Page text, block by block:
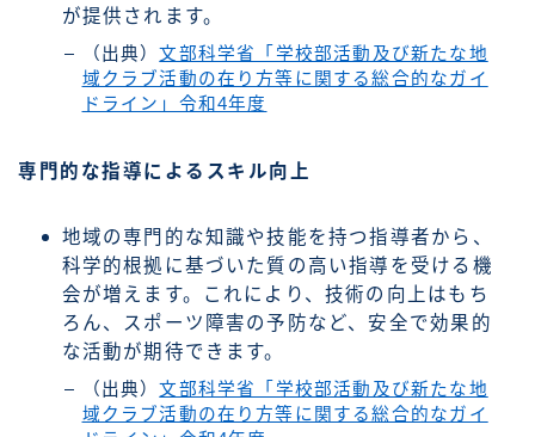
が提供されます。
（出典）文部科学省「学校部活動及び新たな地
域クラブ活動の在り方等に関する総合的なガイ
ドライン」令和4年度
専門的な指導によるスキル向上
地域の専門的な知識や技能を持つ指導者から、
科学的根拠に基づいた質の高い指導を受ける機
会が増えます。これにより、技術の向上はもち
ろん、スポーツ障害の予防など、安全で効果的
な活動が期待できます。
（出典）文部科学省「学校部活動及び新たな地
域クラブ活動の在り方等に関する総合的なガイ